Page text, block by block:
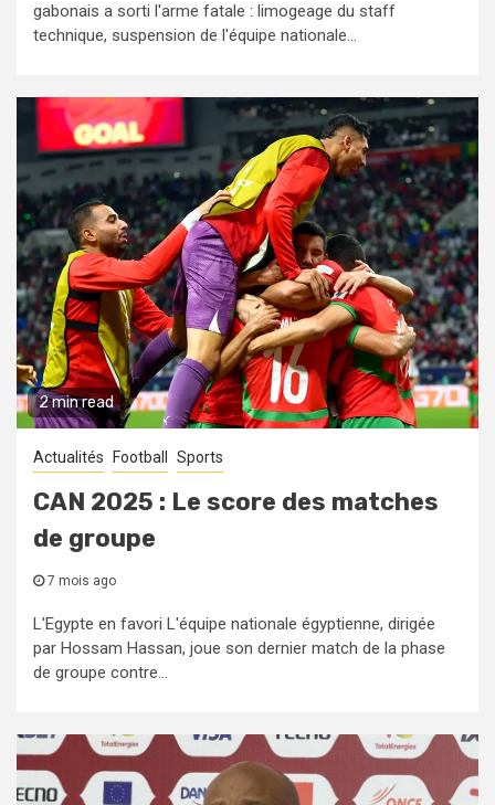
gabonais a sorti l'arme fatale : limogeage du staff
technique, suspension de l'équipe nationale...
2 min read
Actualités Football Sports
CAN 2025 : Le score des matches
de groupe
7 mois ago
L'Egypte en favori L'équipe nationale égyptienne, dirigée
par Hossam Hassan, joue son dernier match de la phase
de groupe contre...